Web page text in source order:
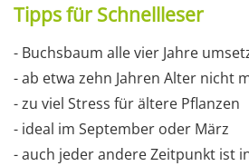
Tipps für Schnellleser
- Buchsbaum alle vier Jahre
- ab etwa zehn Jahren Alter nicht
- zu viel Stress für ältere Pflanzen
- ideal im September oder März
- auch jeder andere Zeitpunkt ist